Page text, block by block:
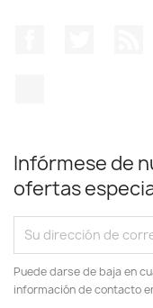
Infórmese de
ofertas
Puede darse de baja en
información de contacto